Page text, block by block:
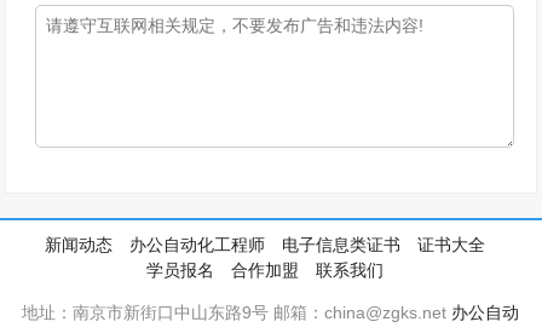
新闻动态 办公自动化工程师 电子信息类证书
证书大全
学员报名
合作加盟 联系我们
地址：南京市新街口中山东路9号 邮箱：china@zgks.net 办公自动